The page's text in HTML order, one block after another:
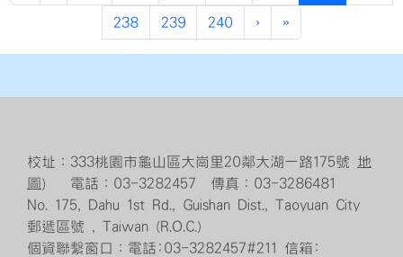
238 239 240 › »
校址：333桃園市龜山區大崗里20鄰大湖一路175號 地
圖） 電話：03-3282457 傳真：03-3286481
No. 175, Dahu 1st Rd., Guishan Dist., Taoyuan City
郵遞區號 , Taiwan (R.O.C.)
個資聯繫窗口：電話:03-3282457#211 信箱: